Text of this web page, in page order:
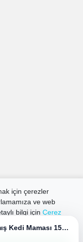
Trendline Adult Tavuklu Kısırlaştırılmış Kedi Maması 15 Kg
için çerezler
ve web
bilgi için Çerez
kuponu kazanın
Saklıdır.